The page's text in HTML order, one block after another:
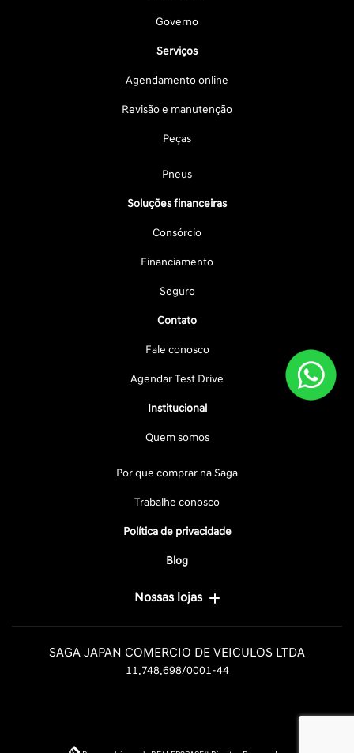
Governo
Serviços
Agendamento online
Revisão e manutenção
Peças
Pneus
Soluções financeiras
Consórcio
Financiamento
Seguro
Contato
Fale conosco
Agendar Test Drive
Institucional
Quem somos
Por que comprar na Saga
Trabalhe conosco
Política de privacidade
Blog
Nossas lojas
SAGA JAPAN COMERCIO DE VEICULOS LTDA
11.748.698/0001-44